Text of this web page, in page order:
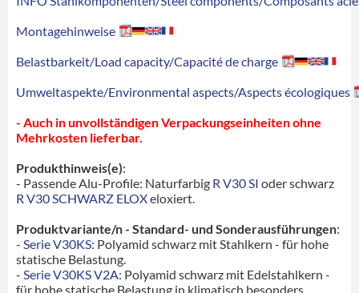
Montagehinweise
Belastbarkeit/Load capacity/Capacité de charge
Umweltaspekte/Environmental aspects/Aspects écologiques
- Auch in unvollständigen Verpackungseinheiten ohne
Mehrkosten lieferbar.
Produkthinweis(e):
- Passende Alu-Profile: Naturfarbig R V30 SI oder schwarz
R V30 SCHWARZ ELOXeloxiert.
Produktvariante/n - Standard- und Sonderausführungen:
- Serie V30KS: Polyamid schwarz mit Stahlkern - für hohe
statische Belastung.
- Serie V30KS V2A: Polyamid schwarz mit Edelstahlkern -
für hohe statische Belastung in klimatisch besonders